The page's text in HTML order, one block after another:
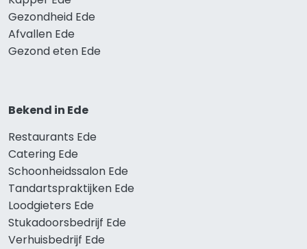
Gezondheid Ede
Afvallen Ede
Gezond eten Ede
Bekend in Ede
Restaurants Ede
Catering Ede
Schoonheidssalon Ede
Tandartspraktijken Ede
Loodgieters Ede
Stukadoorsbedrijf Ede
Verhuisbedrijf Ede